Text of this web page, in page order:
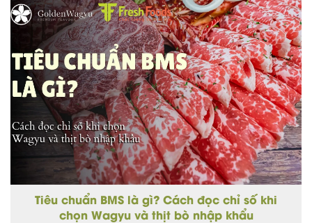
Tiêu chuẩn BMS là gì? Cách đọc chỉ số khi
chọn Wagyu và thịt bò nhập khẩu